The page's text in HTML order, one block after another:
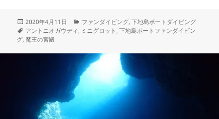
投
稿
日:
2020年4月11日
カ
テ
ー
ファンダイビング,下地島ボートダイビング
タ
グ
アントニオガウディ, ミニグロット ,下地島ボートファンダイビン
グ, 魔王の宮殿